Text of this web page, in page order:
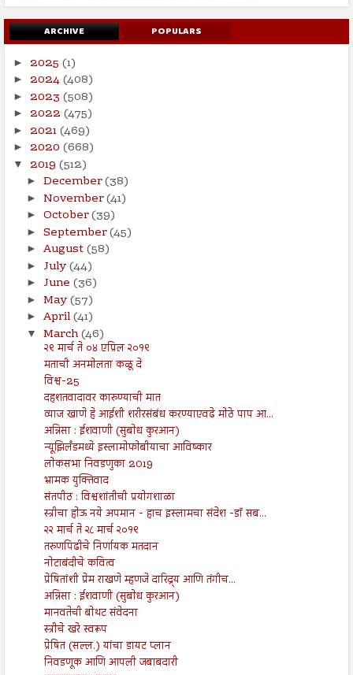
ARCHIVE POPULARS
► 2025 (1)
► 2024(408)
► 2023 (508)
► 2022 (475)
► 2021(469)
► 2020 (668)
▼ 2019 (512)
► December(38)
► November(41)
► October(39)
► September(45)
► August(58)
► July(44)
► June (36)
► May(57)
► April(41)
▼ March(46)
२९ मार्च ते ०४ एप्रिल २०१९
मताची अनमोलता कळू दे
विश्व-25
दहशतवादावर कारुण्याची मात
व्याज खाणे हे आईशी शरीरसंबंध करण्याएवढे मोठे पाप आ...
अन्निसा : ईशवाणी (सुबोध कुरआन)
न्यूझिलँडमध्ये इस्लामोफोबीयाचा आविष्कार
लोकसभा निवडणुका 2019
भ्रामक युक्तिवाद
संतपीठ : विश्वशांतीची प्रयोगशाळा
स्त्रीचा होऊ नये अपमान - हाच इस्लामचा संदेश -डॉ सब...
२२ मार्च ते २८ मार्च २०१९
तरुणपिढीचे निर्णायक मतदान
नोटाबंदीचे कवित्व
प्रेषितांशी प्रेम राखणे म्हणजे दारिद्र्य आणि तंगीच...
अन्निसा : ईशवाणी (सुबोध कुरआन)
मानवतेची बोथट संवेदना
स्त्रीचे खरे स्वरूप
प्रेषित (सल्ल.) यांचा डायट प्लान
निवडणूक आणि आपली जबाबदारी